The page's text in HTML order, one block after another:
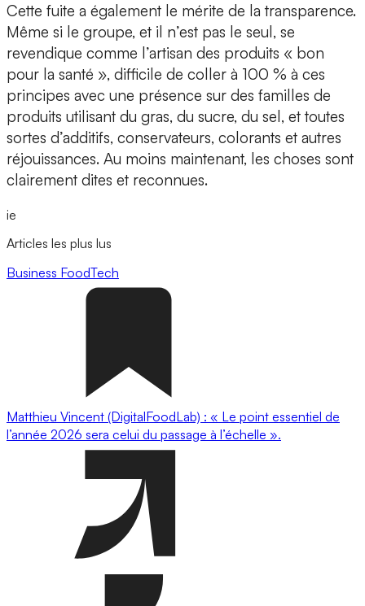
Cette fuite a également le mérite de la transparence.
Même si le groupe, et il n’est pas le seul, se
revendique comme l’artisan des produits « bon
pour la santé », difficile de coller à 100 % à ces
principes avec une présence sur des familles de
produits utilisant du gras, du sucre, du sel, et toutes
sortes d’additifs, conservateurs, colorants et autres
réjouissances. Au moins maintenant, les choses sont
clairement dites et reconnues.
ie
Articles les plus lus
Business FoodTech
Matthieu Vincent (DigitalFoodLab) : « Le point essentiel de
l’année 2026 sera celui du passage à l’échelle ».